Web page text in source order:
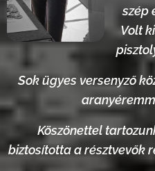
szép
Volt
Sok ügyes versenyző
Köszönettel
biztosította a résztvevők